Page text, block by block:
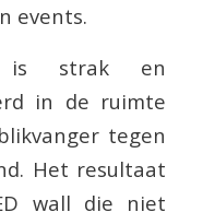
events.
is strak en
in de ruimte
tegen
Het resultaat
wall die niet